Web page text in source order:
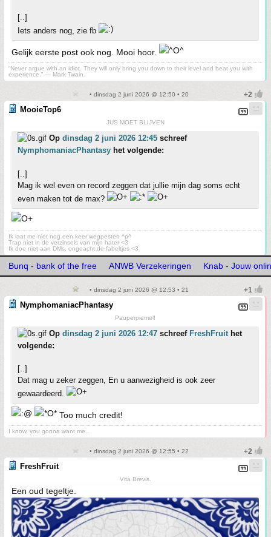
[..]
Iets anders nog, zie fb
Gelijk eerste post ook nog. Mooi hoor.
“Never argue with an idiot. They will only bring you down to their level and beat you with
experience.” ― Mark Twain.
• dinsdag 2 juni 2026 @ 12:50 • 20
MooieTop6
JUS MOET BLIJVEN
Op dinsdag 2 juni 2026 12:45 schreef
NymphomaniacPhantasy het volgende:
[..]
Mag ik wel even on record zeggen dat jullie mijn dag soms echt
even maken tot de max?
Ik laat me niet nog een keer wegpesten ^p^
Trap niet in de verzinsels van mijn hater <3
Ik doe niet aan DMs, ongeacht de fabeltjes <3
Bunq - bank of the free ANWB Verzekeringen Knab - Jouw
• dinsdag 2 juni 2026 @ 12:53 • 21
NymphomaniacPhantasy
Pauperpiemel!
Op dinsdag 2 juni 2026 12:47 schreef FreshFruithet
volgende:
[..]
Dat mag u zeker zeggen, En u aanwezigheid is ook zeer
gewaardeerd.
Too much credit!
I know, you gonna want me..
• dinsdag 2 juni 2026 @ 12:55 • 22
FreshFruit
Vita Brevis.
Een oud tegeltje.